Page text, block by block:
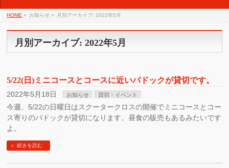
HOME » お知らせ » 月別アーカイブ: 2022年5月
月別アーカイブ: 2022年5月
5/22(日)ミニコースとコースに近いパドックが貸切です。
2022年5月18日 お知らせ 貸切・イベント
今週、5/22の日曜日はスクータークロスの開催でミニコースとコー
ス寄りのパドックが貸切になります。昼食の販売もあるみたいです
よ。
続きを読む